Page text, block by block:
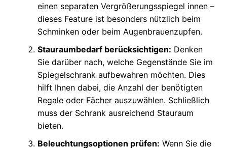
einen separaten Vergrößerungsspiegel innen –
dieses Feature ist besonders nützlich beim
Schminken oder beim Augenbrauenzupfen.
Stauraumbedarf berücksichtigen: Denken
Sie darüber nach, welche Gegenstände Sie im
Spiegelschrank aufbewahren möchten. Dies
hilft Ihnen dabei, die Anzahl der benötigten
Regale oder Fächer auszuwählen. Schließlich
muss der Schrank ausreichend Stauraum
bieten.
Beleuchtungsoptionen prüfen: Wenn Sie die